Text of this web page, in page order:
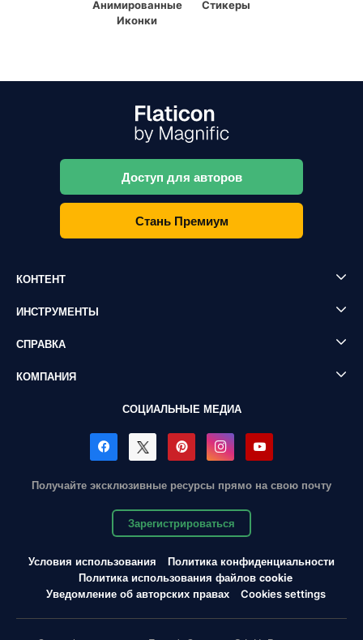
Анимированные
Иконки
Стикеры
Доступ для авторов
Стань Премиум
КОНТЕНТ
ИНСТРУМЕНТЫ
СПРАВКА
КОМПАНИЯ
СОЦИАЛЬНЫЕ МЕДИА
Получайте эксклюзивные ресурсы прямо на свою почту
Зарегистрироваться
Условия использования
Политика конфиденциальности
Политика использования файлов cookie
Уведомление об авторских правах
Cookies settings